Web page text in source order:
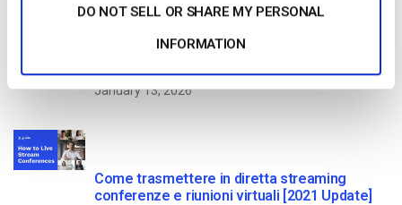
DO NOT SELL OR SHARE MY PERSONAL
INFORMATION
streaming live nel 2025
January 13, 2026
Come trasmettere in diretta streaming
conferenze e riunioni virtuali [2021 Update]